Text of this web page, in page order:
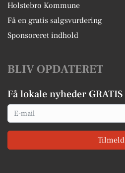
Holstebro Kommune
Få en gratis salgsvurdering
Sponsoreret indhold
BLIV OPDATERET
Få lokale nyheder GRATIS
Email
Tilmeld